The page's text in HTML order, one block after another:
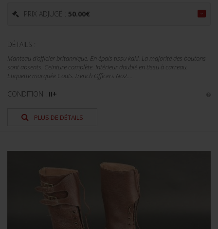
PRIX ADJUGÉ : 50.00€
DÉTAILS :
Manteau d'officier britannique. En épais tissu kaki. La majorité des boutons
sont absents. Ceinture complète. Intérieur doublé en tissu à carreau.
Etiquette marquée Coats Trench Officers No2....
CONDITION : II+
PLUS DE DÉTAILS